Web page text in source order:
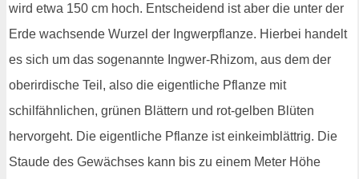
wird etwa 150 cm hoch. Entscheidend ist aber die unter der
Erde wachsende Wurzel der Ingwerpflanze. Hierbei handelt
es sich um das sogenannte Ingwer-Rhizom, aus dem der
oberirdische Teil, also die eigentliche Pflanze mit
schilfähnlichen, grünen Blättern und rot-gelben Blüten
hervorgeht. Die eigentliche Pflanze ist einkeimblättrig. Die
Staude des Gewächses kann bis zu einem Meter Höhe